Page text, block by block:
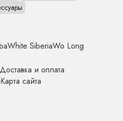
White SiberiaWo Long
Доставка и оплата
Карта сайта